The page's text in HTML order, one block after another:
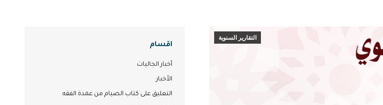
التقارير السنوية
اقسام
أخبار الجاليات
الأخبار
التعليق على كتاب الصيام من عمدة الفقه